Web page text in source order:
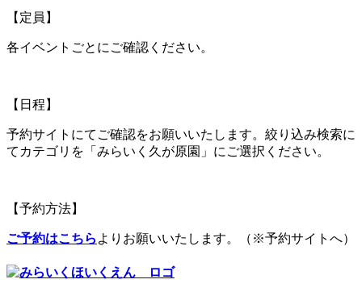
【定員】
各イベントごとにご確認ください。
【日程】
予約サイトにてご確認をお願いいたします。絞り込み検索に
てカテゴリを「みらいく久が原園」にご選択ください。
【予約方法】
ご予約はこちら よりお願いいたします。（※予約サイトへ）